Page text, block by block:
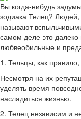
Вы когда-нибудь
зодиака Телец?
называют
самом деле это далеко
любвеобильные и
1. Тельцы, как
Несмотря на их
уделять время
насладиться жизнью.
2. Телец независим и